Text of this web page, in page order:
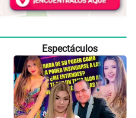
Espectáculos